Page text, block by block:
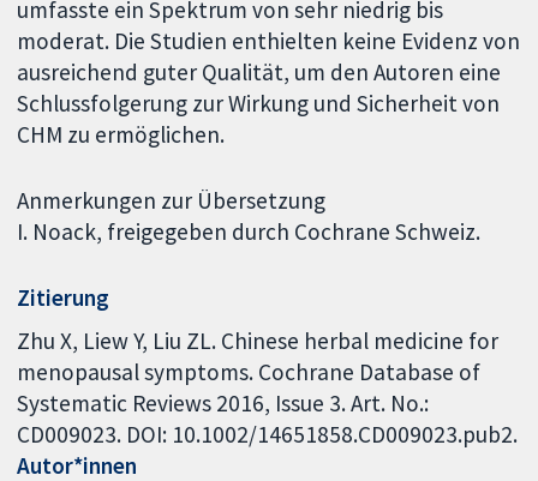
umfasste ein Spektrum von sehr niedrig bis
moderat. Die Studien enthielten keine Evidenz von
ausreichend guter Qualität, um den Autoren eine
Schlussfolgerung zur Wirkung und Sicherheit von
CHM zu ermöglichen.
Anmerkungen zur Übersetzung
I. Noack, freigegeben durch Cochrane Schweiz.
Zitierung
Zhu X, Liew Y, Liu ZL. Chinese herbal medicine for
menopausal symptoms. Cochrane Database of
Systematic Reviews 2016, Issue 3. Art. No.:
CD009023. DOI: 10.1002/14651858.CD009023.pub2.
Autor*innen